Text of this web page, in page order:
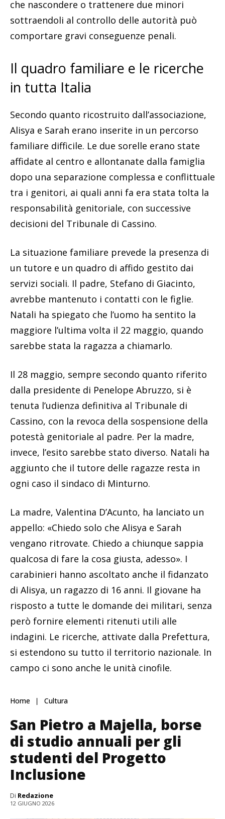
che nascondere o trattenere due minori
sottraendoli al controllo delle autorità può
comportare gravi conseguenze penali.
Il quadro familiare e le ricerche
in tutta Italia
Secondo quanto ricostruito dall’associazione,
Alisya e Sarah erano inserite in un percorso
familiare difficile. Le due sorelle erano state
affidate al centro e allontanate dalla famiglia
dopo una separazione complessa e conflittuale
tra i genitori, ai quali anni fa era stata tolta la
responsabilità genitoriale, con successive
decisioni del Tribunale di Cassino.
La situazione familiare prevede la presenza di
un tutore e un quadro di affido gestito dai
servizi sociali. Il padre, Stefano di Giacinto,
avrebbe mantenuto i contatti con le figlie.
Natali ha spiegato che l’uomo ha sentito la
maggiore l’ultima volta il 22 maggio, quando
sarebbe stata la ragazza a chiamarlo.
Il 28 maggio, sempre secondo quanto riferito
dalla presidente di Penelope Abruzzo, si è
tenuta l’udienza definitiva al Tribunale di
Cassino, con la revoca della sospensione della
potestà genitoriale al padre. Per la madre,
invece, l’esito sarebbe stato diverso. Natali ha
aggiunto che il tutore delle ragazze resta in
ogni caso il sindaco di Minturno.
La madre, Valentina D’Acunto, ha lanciato un
appello: «Chiedo solo che Alisya e Sarah
vengano ritrovate. Chiedo a chiunque sappia
qualcosa di fare la cosa giusta, adesso». I
carabinieri hanno ascoltato anche il fidanzato
di Alisya, un ragazzo di 16 anni. Il giovane ha
risposto a tutte le domande dei militari, senza
però fornire elementi ritenuti utili alle
indagini. Le ricerche, attivate dalla Prefettura,
si estendono su tutto il territorio nazionale. In
campo ci sono anche le unità cinofile.
Home Cultura
San Pietro a Majella, borse
di studio annuali per gli
studenti del Progetto
Inclusione
Di Redazione
12 GIUGNO 2026